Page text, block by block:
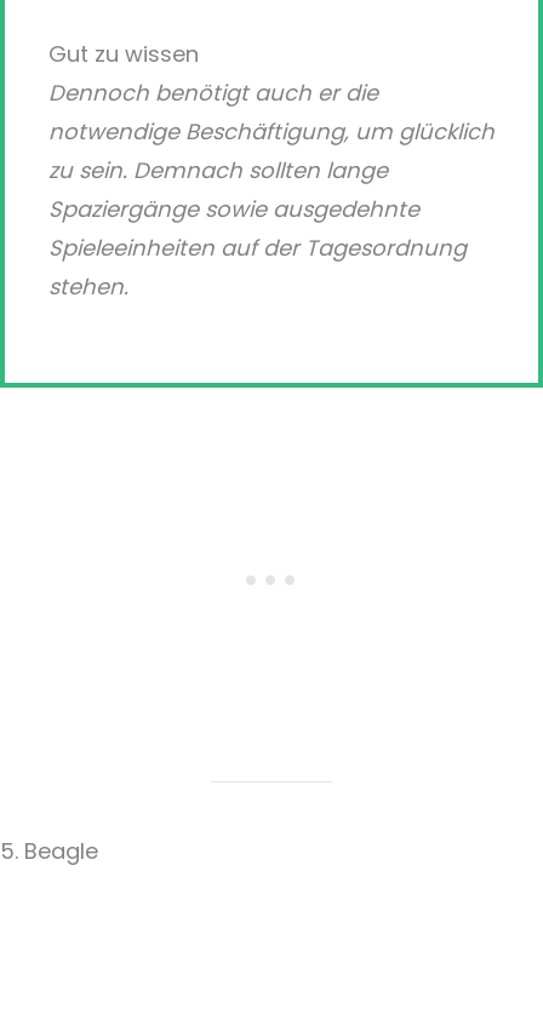
Gut zu wissen
Dennoch benötigt auch er die
notwendige Beschäftigung, um glücklich
zu sein. Demnach sollten lange
Spaziergänge sowie ausgedehnte
Spieleeinheiten auf der Tagesordnung
stehen.
5. Beagle